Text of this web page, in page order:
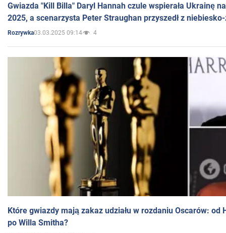
Gwiazda "Kill Billa" Daryl Hannah czule wspierała Ukrainę
2025, a scenarzysta Peter Straughan przyszedł z
Rozrywka03.03.2025 09:14 4
Które gwiazdy mają zakaz udziału w rozdaniu Oscarów: od
po Willa Smitha?